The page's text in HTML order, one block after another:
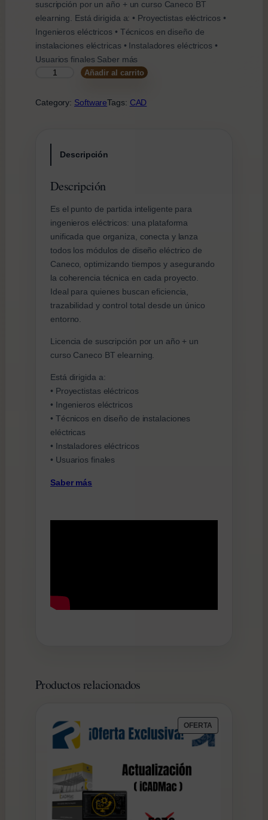
o
r
i
g
l
a
1
0
8
2
,
8
1
€
.
a
c
t
u
a
l
0
€
.
suscripción por un año + un curso Caneco BT
elearning. Está dirigida a: • Proyectistas eléctricos •
Ingenieros eléctricos • Técnicos en diseño de
instalaciones eléctricas • Instaladores eléctricos •
Usuarios finales Saber más
N
Añadir al carrito
Category: SoftwareTags: CAD
Descripción
Descripción
Es el punto de partida inteligente para
ingenieros eléctricos: una plataforma
unificada que organiza, conecta y lanza
todos los módulos de diseño eléctrico de
Caneco, optimizando tiempos y asegurando
la coherencia técnica en cada proyecto.
Ideal para quienes buscan eficiencia,
trazabilidad y control total desde un único
entorno.
Licencia de suscripción por un año + un
curso Caneco BT elearning.
Está dirigida a:
• Proyectistas eléctricos
• Ingenieros eléctricos
• Técnicos en diseño de instalaciones
eléctricas
• Instaladores eléctricos
• Usuarios finales
Saber más
Productos relacionados
OFERTAPRODUCTO
OFERTA